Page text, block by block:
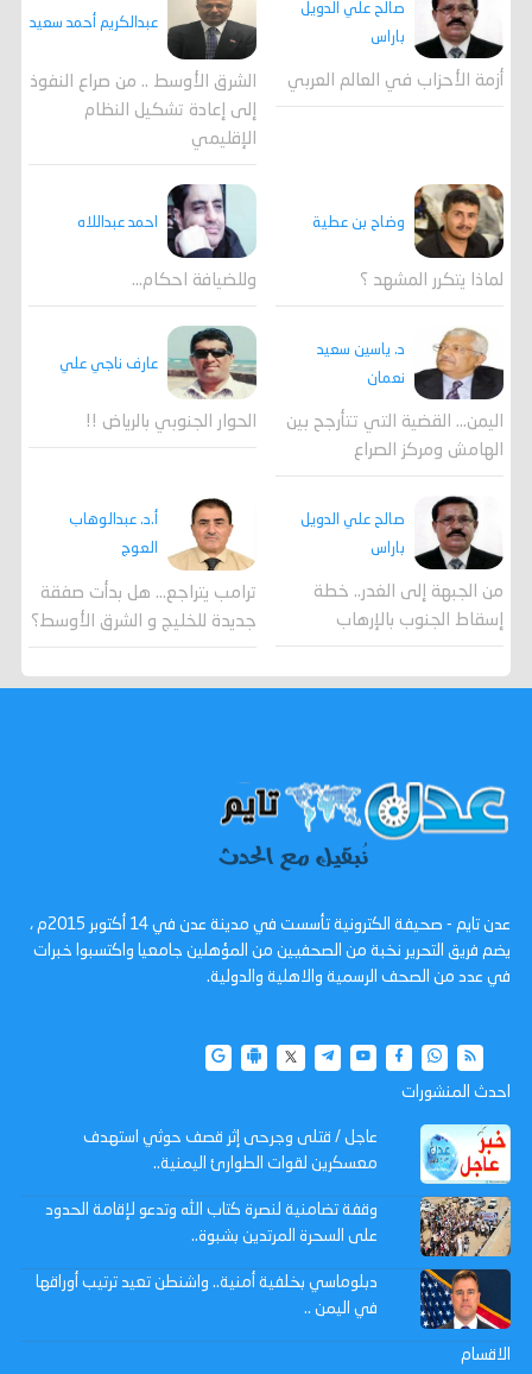
صالح علي الدويل
باراس
أزمة الأحزاب في العالم العربي
عبدالكريم أحمد سعيد
الشرق الأوسط .. من صراع النفوذ
إلى إعادة تشكيل النظام
الإقليمي
وضاح بن عطية
لماذا يتكرر المشهد ؟
احمد عبداللاه
وللضيافة احكام…
د. ياسين سعيد
نعمان
اليمن… القضية التي تتأرجح بين
الهامش ومركز الصراع
عارف ناجي علي
الحوار الجنوبي بالرياض !!
صالح علي الدويل
باراس
من الجبهة إلى الغدر.. خطة
إسقاط الجنوب بالإرهاب
أ.د. عبدالوهاب
العوج
ترامب يتراجع... هل بدأت صفقة
جديدة للخليج و الشرق الأوسط؟
عدن تايم - صحيفة الكترونية تأسست في مدينة عدن في 14 أكتوبر 2015م ،
يضم فريق التحرير نخبة من الصحفيين من المؤهلين جامعيا واكتسبوا خبرات
في عدد من الصحف الرسمية والاهلية والدولية.
احدث المنشورات
عاجل / قتلى وجرحى إثر قصف حوثي استهدف
معسكرين لقوات الطوارئ اليمنية..
وقفة تضامنية لنصرة كتاب الله وتدعو لإقامة الحدود
على السحرة المرتدين بشبوة..
دبلوماسي بخلفية أمنية.. واشنطن تعيد ترتيب أوراقها
في اليمن ..
الاقسام